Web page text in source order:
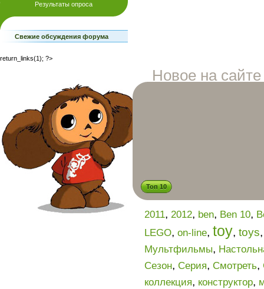
Свежие обсуждения форума
return_links(1); ?>
Новое на сайте
Топ 10
2011, 2012, ben, Ben 10,
LEGO, on-line, toy, toys
Мультфильмы,
Сезон, Серия, Смотреть,
коллекция, конструктор,